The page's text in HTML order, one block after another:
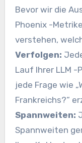
Bevor wir die
Phoenix -
verstehen,
Verfolgen:
Lauf Ihrer LLM -
jede Frage wie
Frankreichs?“
Spannweiten:
Spannweiten